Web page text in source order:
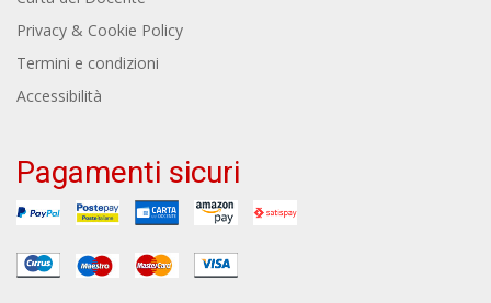
Privacy & Cookie Policy
Termini e condizioni
Accessibilità
Pagamenti sicuri